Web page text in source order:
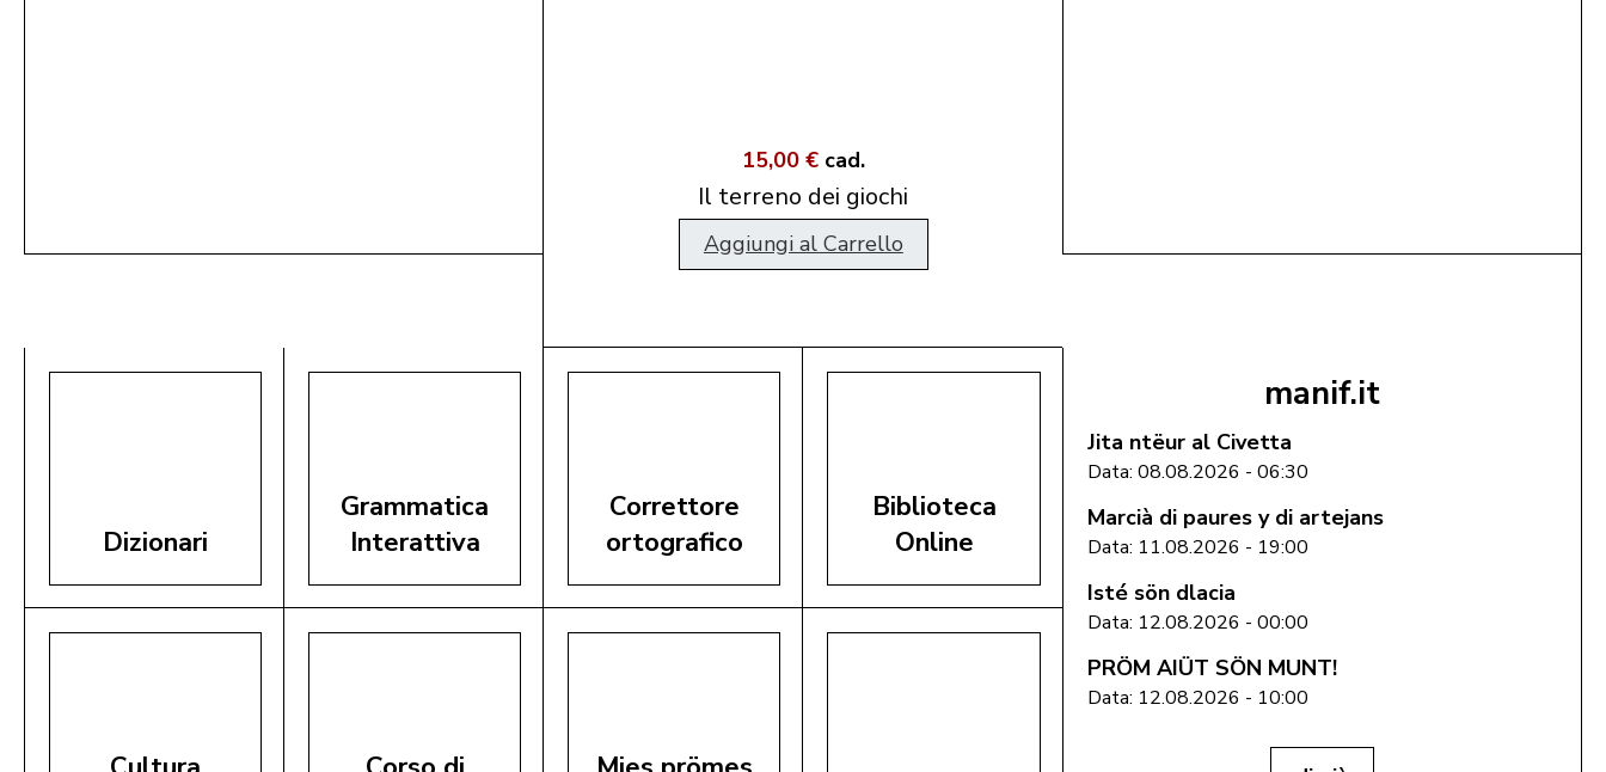
Aggiungi al Carrello
15,00 € cad.
Il terreno dei giochi
Aggiungi al Carrello
Dizionari
Grammatica
Interattiva
Correttore
ortografico
Biblioteca
Online
manif.it
Jita ntëur al Civetta
Data: 08.08.2026 - 06:30
Marcià di paures y di artejans
Data: 11.08.2026 - 19:00
Isté sön dlacia
Data: 12.08.2026 - 00:00
PRÖM AIÜT SÖN MUNT!
Data: 12.08.2026 - 10:00